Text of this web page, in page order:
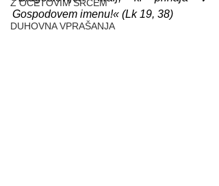
Z OČETOVIM SRCEM
DUHOVNA VPRAŠANJA
Gospodovem imenu!« (Lk 19, 38)